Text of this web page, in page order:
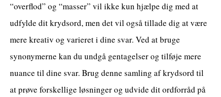
“overflod” og “masser” vil ikke kun hjælpe dig med at
udfylde dit krydsord, men det vil også tillade dig at være
mere kreativ og varieret i dine svar. Ved at bruge
synonymerne kan du undgå gentagelser og tilføje mere
nuance til dine svar. Brug denne samling af krydsord til
at prøve forskellige løsninger og udvide dit ordforråd på